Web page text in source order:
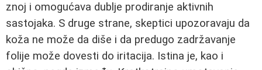
znoj i omogućava dublje prodiranje aktivnih
sastojaka. S druge strane, skeptici upozoravaju da
koža ne može da diše i da predugo zadržavanje
folije može dovesti do iritacija. Istina je, kao i